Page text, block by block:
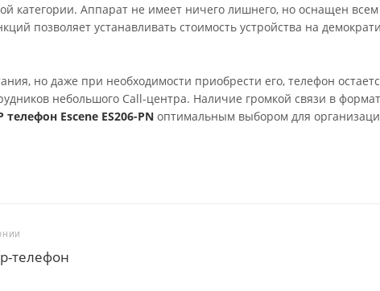
категории. Аппарат не имеет ничего лишнего, но оснащен
позволяет устанавливать стоимость устройства на
но даже при необходимости приобрести его, телефон
небольшого Call-центра. Наличие громкой связи в
телефон Escene ES206-PN оптимальным выбором для
телефон